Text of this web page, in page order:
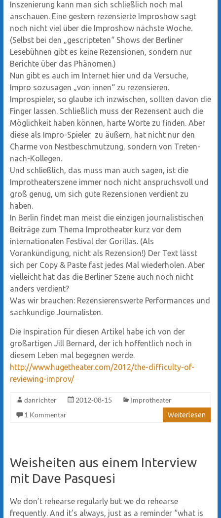
Inszenierung kann man sich schließlich noch mal
anschauen. Eine gestern rezensierte Improshow sagt
noch nicht viel über die Improshow nächste Woche.
(Selbst bei den „gescripteten“ Shows der Berliner
Lesebühnen gibt es keine Rezensionen, sondern nur
Berichte über das Phänomen.)
Nun gibt es auch im Internet hier und da Versuche,
Impro sozusagen „von innen“ zu rezensieren.
Improspieler, so glaube ich inzwischen, sollten davon die
Finger lassen. Schließlich muss der Rezensent auch die
Möglichkeit haben können, harte Worte zu finden. Aber
diese als Impro-Spieler zu äußern, hat nicht nur den
Charme von Nestbeschmutzung, sondern von Treten-
nach-Kollegen.
Und schließlich, das muss man auch sagen, ist die
Improtheaterszene immer noch nicht anspruchsvoll und
groß genug, um sich gute Rezensionen verdient zu
haben.
In Berlin findet man meist die einzigen journalistischen
Beiträge zum Thema Improtheater kurz vor dem
internationalen Festival der Gorillas. (Als
Vorankündigung, nicht als Rezension!) Der Text lässt
sich per Copy & Paste fast jedes Mal wiederholen. Aber
vielleicht hat das die Berliner Szene auch noch nicht
anders verdient?
Was wir brauchen: Rezensierenswerte Performances und
sachkundige Journalisten.
Die Inspiration für diesen Artikel habe ich von der
großartigen Jill Bernard, der ich hoffentlich noch in
diesem Leben mal begegnen werde.
http://www.hugetheater.com/2012/the-difficulty-of-
reviewing-improv/
danrichter 2012-08-15
Improtheater
1 Kommentar
Weiterlesen
Weisheiten aus einem Interview
mit Dave Pasquesi
We don’t rehearse regularly but we do rehearse
frequently. And it’s always, just as a reminder “what is